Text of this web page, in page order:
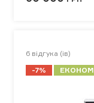
6 відгука (ів)
-7%